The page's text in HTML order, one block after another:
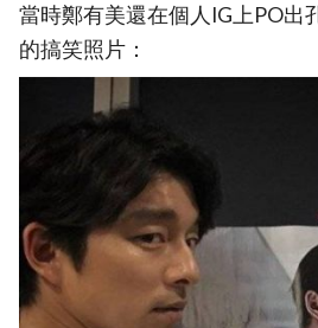
當時鄭有美還在個人IG上PO出
的搞笑照片：